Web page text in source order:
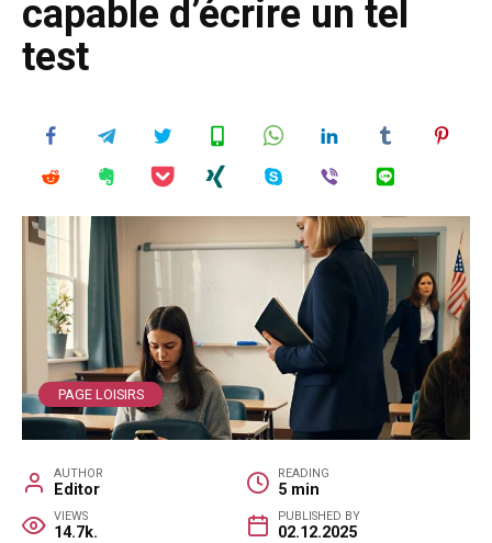
capable d’écrire un tel
test
PAGE LOISIRS
AUTHOR
Editor
READING
5 min
VIEWS
14.7k.
PUBLISHED BY
02.12.2025